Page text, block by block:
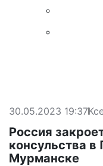
30.05.2023 19:37
Россия
консульства в
Мурманске